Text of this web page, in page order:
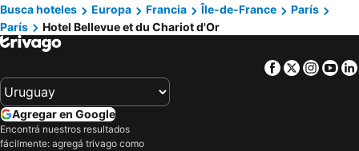
Busca hoteles
Europa Francia Île-de-France
París
París
Hotel Bellevue et du Chariot d'Or
Facebook
Twitter
Agregar en Google
Encontrá nuestros resultados
fácilmente: agregá trivago como